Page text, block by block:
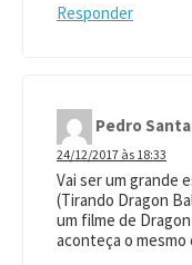
Responder
Pedro
24/12/2017 às 18:33
Vai ser um grande
(Tirando Dragon
um filme de
aconteça o mesmo